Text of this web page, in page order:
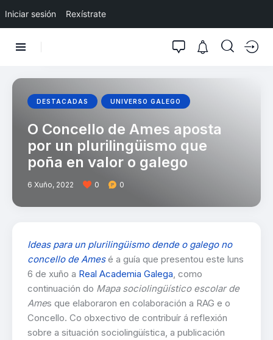
Iniciar sesión Rexístrate
DESTACADAS UNIVERSO GALEGO
O Concello de Ames aposta
por un plurilingüismo que
poña en valor o galego
6 Xuño, 2022 0 0
Ideas para un plurilingüismo dende o galego no
concello de Amesé a guía que presentou este luns
6 de xuño a Real Academia Galega , como
continuación do Mapa sociolingüístico escolar de
Ames que elaboraron en colaboración a RAG e o
Concello. Co obxectivo de contribuír á reflexión
sobre a situación sociolingüística, a publicación